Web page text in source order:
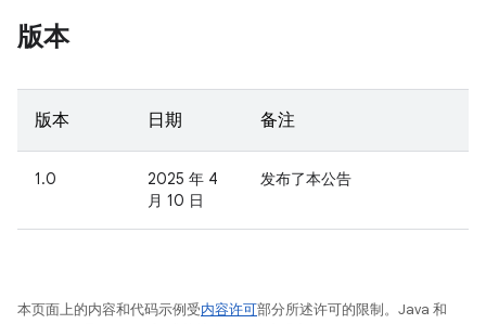
版本
版本 日期 备注
1.0
2025 年 4
月 10 日
发布了本公告
本页面上的内容和代码示例受内容许可部分所述许可的限制。Java 和